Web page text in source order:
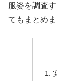
服姿を調査
てもまとめま